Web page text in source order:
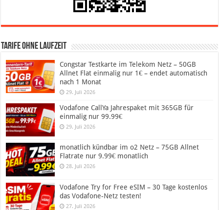
Tarife ohne Laufzeit
Congstar Testkarte im Telekom Netz – 50GB
Allnet Flat einmalig nur 1€ – endet automatisch
nach 1 Monat
29. Juli 2026
Vodafone CallYa Jahrespaket mit 365GB für
einmalig nur 99.99€
29. Juli 2026
monatlich kündbar im o2 Netz – 75GB Allnet
Flatrate nur 9.99€ monatlich
28. Juli 2026
Vodafone Try for Free eSIM – 30 Tage kostenlos
das Vodafone-Netz testen!
27. Juli 2026